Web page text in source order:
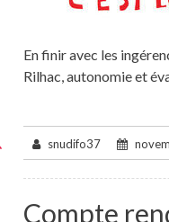
En finir avec les
Rilhac, autonomie et
snudifo37
Compte